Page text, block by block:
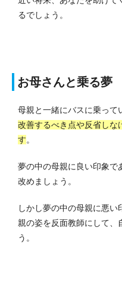
るでしょう。
お母さんと乗る夢
母親と一緒にバスに乗って
改善するべき点や反省しな
す。
夢の中の母親に良い印象で
改めましょう。
しかし夢の中の母親に悪
親の姿を反面教師にして、
う。